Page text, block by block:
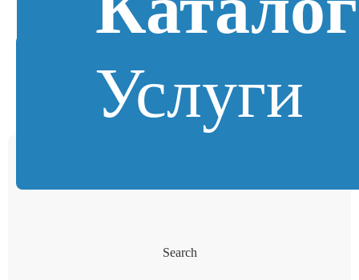
Услуги
Search